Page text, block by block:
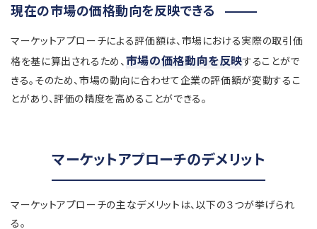
現在の市場の価格動向を反映できる
マーケットアプローチによる評価額は、市場における実際の取引価
格を基に算出されるため、 市場の価格動向を反映することがで
きる。そのため、市場の動向に合わせて企業の評価額が変動するこ
とがあり、評価の精度を高めることができる。
マーケットアプローチのデメリット
マーケットアプローチの主なデメリットは、以下の３つが挙げられ
る。